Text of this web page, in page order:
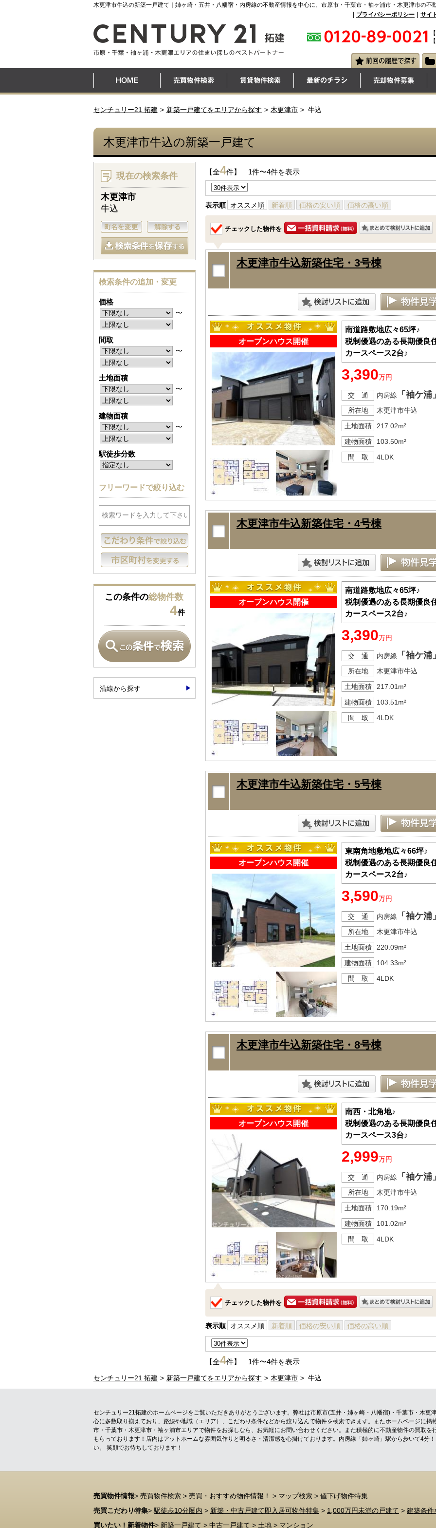
木更津市牛込の新築一戸建て｜姉ヶ崎・五井・八幡宿・内房線の不動産情報を中心に、市原市・千葉市・袖ヶ浦市・木更津市の不
プライバシーポリシー サイ
センチュリー21 拓建 新築一戸建てをエリアから探す 木更津市 牛込
木更津市牛込の新築一戸建て
【全4件】 1件〜4件を表示
表示順 オススメ順 新着順 価格の安い順 価格の高い順
チェックした物件を
木更津市牛込新築住宅・3号棟
オープンハウス開催
南道路敷地広々65坪♪
税制優遇のある長期優良
カースペース2台♪
3,390万円
交 通 内房線 「袖ケ浦
所在地
木更津市牛込
土地面積
217.02m²
建物面積
103.50m²
間 取
4LDK
木更津市牛込新築住宅・4号棟
オープンハウス開催
南道路敷地広々65坪♪
税制優遇のある長期優良
カースペース2台♪
3,390万円
交 通 内房線 「袖ケ浦
所在地
木更津市牛込
土地面積
217.01m²
建物面積
103.51m²
間 取
4LDK
木更津市牛込新築住宅・5号棟
オープンハウス開催
東南角地敷地広々66坪♪
税制優遇のある長期優良
カースペース2台♪
3,590万円
交 通 内房線 「袖ケ浦
所在地
木更津市牛込
土地面積
220.09m²
建物面積
104.33m²
間 取
4LDK
木更津市牛込新築住宅・8号棟
オープンハウス開催
南西・北角地♪
税制優遇のある長期優良
カースペース3台♪
2,999万円
交 通 内房線 「袖ケ浦
所在地
木更津市牛込
土地面積
170.19m²
建物面積
101.02m²
間 取
4LDK
チェックした物件を
表示順 オススメ順 新着順 価格の安い順 価格の高い順
【全4件】 1件〜4件を表示
現在の検索条件
木更津市
牛込
検索条件の追加・変更
価格
〜
間取
〜
土地面積
〜
建物面積
〜
駅徒歩分数
フリーワードで絞り込む
この条件の総物件数
4件
沿線から探す
センチュリー21 拓建 新築一戸建てをエリアから探す 木更津市 牛込
センチュリー21拓建のホームページをご覧いただきありがとうございます。弊社は市原市(五井・姉ヶ崎・八幡宿)・千葉市・木更
心に多数取り揃えており、路線や地域（エリア）、こだわり条件などから絞り込んで物件を検索できます。またホームページに
市・千葉市・木更津市・袖ヶ浦市エリアで物件をお探しなら、お気軽にお問い合わせください。また積極的に不動産物件の買取
もらっております！店内はアットホームな雰囲気作りと明るさ・清潔感を心掛けております。内房線「姉ヶ崎」駅から歩いて4分
い。 笑顔でお待ちしております！
売買物件情報> 売買物件検索 > 売買・おすすめ物件情報！ > マップ検索 > 値下げ物件特集
売買こだわり特集> 駅徒歩10分圏内 > 新築・中古戸建て即入居可物件特集 > 1,000万円未満の戸建て > 建築条件
買いたい！新着物件> 新築一戸建て > 中古一戸建て > 土地 > マンション